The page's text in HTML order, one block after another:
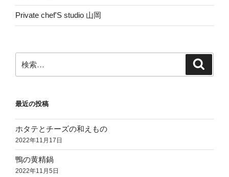
Private chef'S studio 山岡
索:
最近の投稿
ホタテとチーズの和えもの
2022年11月17日
鴨の黄精鍋
2022年11月5日